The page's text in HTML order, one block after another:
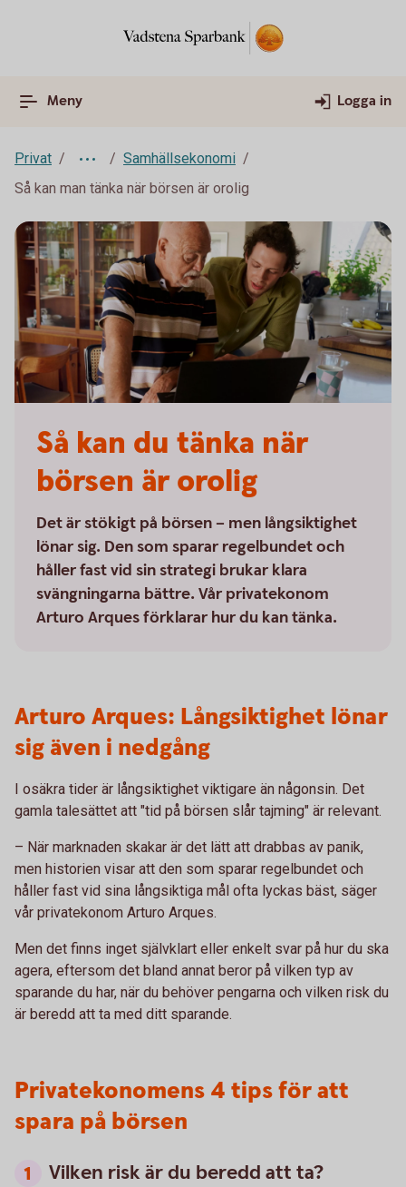
Meny Logga in
Privat
Samhällsekonomi
Så kan man tänka när börsen är orolig
Så kan du tänka när
börsen är orolig
Det är stökigt på börsen – men långsiktighet
lönar sig. Den som sparar regelbundet och
håller fast vid sin strategi brukar klara
svängningarna bättre. Vår privatekonom
Arturo Arques förklarar hur du kan tänka.
Arturo Arques: Långsiktighet lönar
sig även i nedgång
I osäkra tider är långsiktighet viktigare än någonsin. Det
gamla talesättet att "tid på börsen slår tajming" är relevant.
– När marknaden skakar är det lätt att drabbas av panik,
men historien visar att den som sparar regelbundet och
håller fast vid sina långsiktiga mål ofta lyckas bäst, säger
vår privatekonom Arturo Arques.
Men det finns inget självklart eller enkelt svar på hur du ska
agera, eftersom det bland annat beror på vilken typ av
sparande du har, när du behöver pengarna och vilken risk du
är beredd att ta med ditt sparande.
Privatekonomens 4 tips för att
spara på börsen
Vilken risk är du beredd att ta?